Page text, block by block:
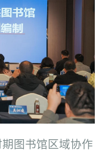
图书馆区域协作